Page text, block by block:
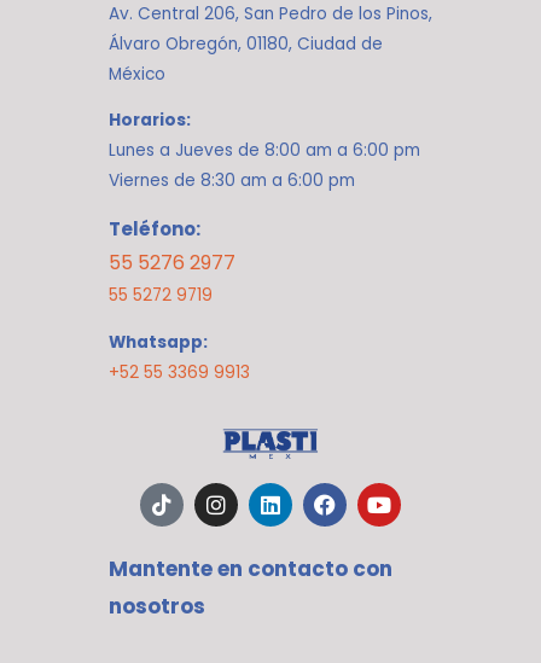
Av. Central 206, San Pedro de los Pinos,
Álvaro Obregón, 01180, Ciudad de
México
Horarios:
Lunes a Jueves de 8:00 am a 6:00 pm
Viernes de 8:30 am a 6:00 pm
Teléfono:
55 5276 2977
55 5272 9719
Whatsapp:
+52 55 3369 9913
T
i
k
t
o
k
I
n
s
t
a
L
i
n
k
e
F
a
c
e
b
Y
o
u
t
u
Mantente en contacto con
nosotros